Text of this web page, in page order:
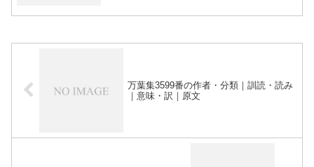
万葉集3599番の作者・分類｜訓読・読み
｜意味・訳｜原文